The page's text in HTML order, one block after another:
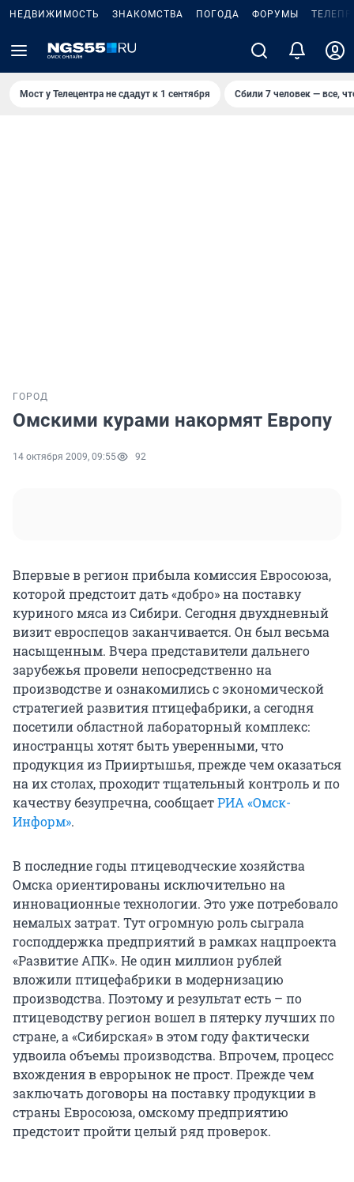
НЕДВИЖИМОСТЬ ЗНАКОМСТВА ПОГОДА ФОРУМЫ
Мост у Телецентра не сдадут к 1 сентября Сбили 7 человек — все,
ГОРОД
Омскими курами накормят Европу
14 октября 2009, 09:55 92
Впервые в регион прибыла комиссия Евросоюза,
которой предстоит дать «добро» на поставку
куриного мяса из Сибири. Сегодня двухдневный
визит евроспецов заканчивается. Он был весьма
насыщенным. Вчера представители дальнего
зарубежья провели непосредственно на
производстве и ознакомились с экономической
стратегией развития птицефабрики, а сегодня
посетили областной лабораторный комплекс:
иностранцы хотят быть уверенными, что
продукция из Прииртышья, прежде чем оказаться
на их столах, проходит тщательный контроль и по
качеству безупречна, сообщаетРИА «Омск-
Информ».
В последние годы птицеводческие хозяйства
Омска ориентированы исключительно на
инновационные технологии. Это уже потребовало
немалых затрат. Тут огромную роль сыграла
господдержка предприятий в рамках нацпроекта
«Развитие АПК». Не один миллион рублей
вложили птицефабрики в модернизацию
производства. Поэтому и результат есть – по
птицеводству регион вошел в пятерку лучших по
стране, а «Сибирская» в этом году фактически
удвоила объемы производства. Впрочем, процесс
вхождения в еврорынок не прост. Прежде чем
заключать договоры на поставку продукции в
страны Евросоюза, омскому предприятию
предстоит пройти целый ряд проверок.